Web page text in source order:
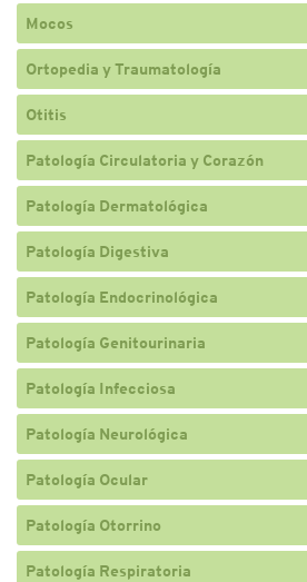
Mocos
Ortopedia y Traumatología
Otitis
Patología Circulatoria y Corazón
Patología Dermatológica
Patología Digestiva
Patología Endocrinológica
Patología Genitourinaria
Patología Infecciosa
Patología Neurológica
Patología Ocular
Patología Otorrino
Patología Respiratoria